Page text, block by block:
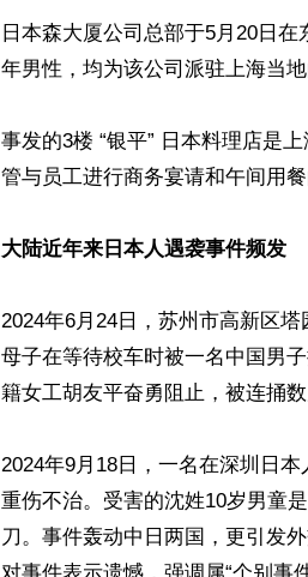
日本森大厦公司总部于5月20日
年男性，均为该公司派驻上海当
事发的3楼 “银平” 日本料理店是
管与员工进行商务宴请和午间用餐
大陆近年来日本人遇袭事件频发
2024年6月24日，苏州市高新区
母子在等待校车时被一名中国男
籍女工胡友平奋勇阻止，被连捅
2024年9月18日，一名在深圳日
重伤不治。受害的沈姓10岁男童
刀。事件轰动中日两国，更引发